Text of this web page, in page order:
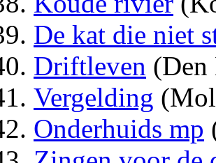
De kat die niet
Driftleven (Den
Vergelding
Onderhuids mp